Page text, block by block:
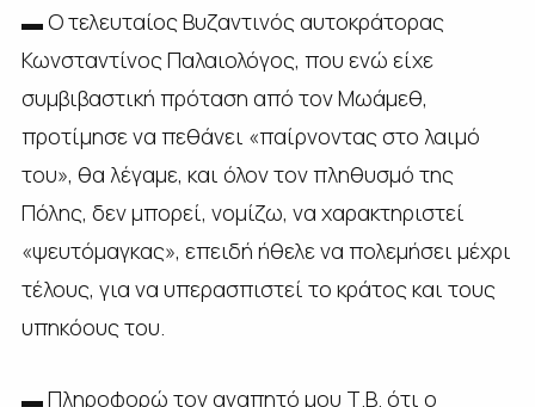
▬ Ο τελευταίος Βυζαντινός αυτοκράτορας
Κωνσταντίνος Παλαιολόγος, που ενώ είχε
συμβιβαστική πρόταση από τον Μωάμεθ,
προτίμησε να πεθάνει «παίρνοντας στο λαιμό
του», θα λέγαμε, και όλον τον πληθυσμό της
Πόλης, δεν μπορεί, νομίζω, να χαρακτηριστεί
«ψευτόμαγκας», επειδή ήθελε να πολεμήσει μέχρι
τέλους, για να υπερασπιστεί το κράτος και τους
υπηκόους του.
▬ Πληροφορώ τον αγαπητό μου Τ.Β. ότι ο